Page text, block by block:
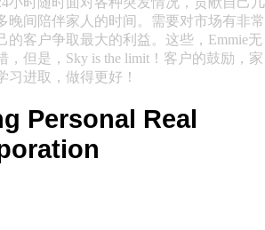
晚间陪伴家人的时间。需要对市场有非常
的客户争取最大的利益。这些，Emmie无
，但是，Sky is the limit！客户的鼓励，家
习进取，做得更好！
Personal Real